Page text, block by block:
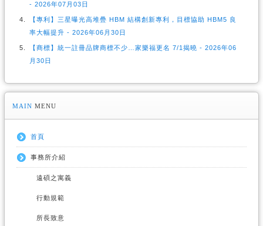
- 2026年07月03日
【專利】三星曝光高堆疊 HBM 結構創新專利，目標協助 HBM5 良
率大幅提升 - 2026年06月30日
【商標】統一註冊品牌商標不少…家樂福更名 7/1揭曉 - 2026年06
月30日
MAIN MENU
首頁
事務所介紹
遠碩之寓義
行動規範
所長致意